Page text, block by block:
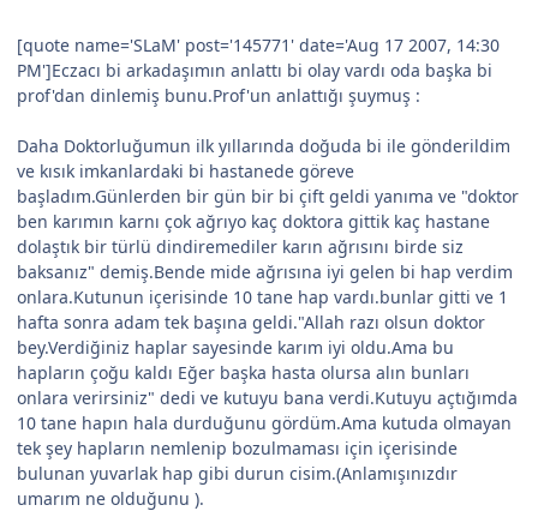
[quote name='SLaM' post='145771' date='Aug 17 2007, 14:30
PM']Eczacı bi arkadaşımın anlattı bi olay vardı oda başka bi
prof'dan dinlemiş bunu.Prof'un anlattığı şuymuş :
Daha Doktorluğumun ilk yıllarında doğuda bi ile gönderildim
ve kısık imkanlardaki bi hastanede göreve
başladım.Günlerden bir gün bir bi çift geldi yanıma ve "doktor
ben karımın karnı çok ağrıyo kaç doktora gittik kaç hastane
dolaştık bir türlü dindiremediler karın ağrısını birde siz
baksanız" demiş.Bende mide ağrısına iyi gelen bi hap verdim
onlara.Kutunun içerisinde 10 tane hap vardı.bunlar gitti ve 1
hafta sonra adam tek başına geldi."Allah razı olsun doktor
bey.Verdiğiniz haplar sayesinde karım iyi oldu.Ama bu
hapların çoğu kaldı Eğer başka hasta olursa alın bunları
onlara verirsiniz" dedi ve kutuyu bana verdi.Kutuyu açtığımda
10 tane hapın hala durduğunu gördüm.Ama kutuda olmayan
tek şey hapların nemlenip bozulmaması için içerisinde
bulunan yuvarlak hap gibi durun cisim.(Anlamışınızdır
umarım ne olduğunu ).